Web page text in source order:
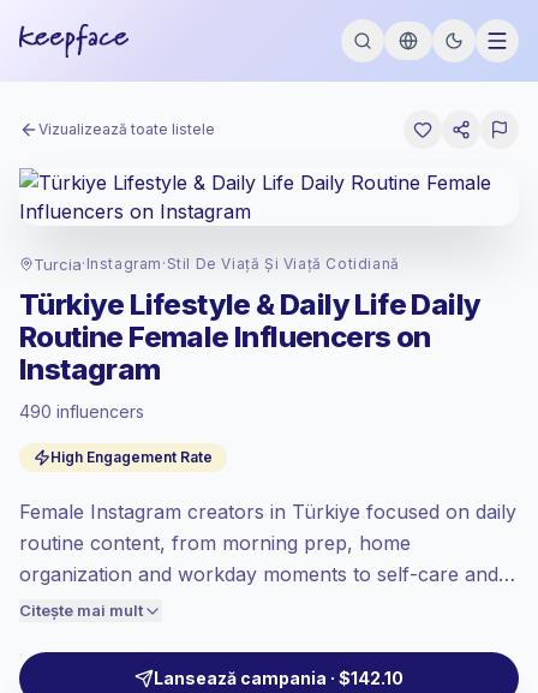
Vizualizează toate listele
Turcia· Instagram · Stil De Viață Și Viață Cotidiană
Türkiye Lifestyle & Daily Life Daily
Routine Female Influencers on
Instagram
490 influencers
High Engagement Rate
Female Instagram creators in Türkiye focused on daily
routine content, from morning prep, home
organization and workday moments to self-care and
everyday outfits. Brands can outreach for relatable
audience-fit content; campaign-ready.
Citește mai mult
Lansează campania · $142.10
prețuiește la rata piață standard setată de
Reach mixt, audiențele mai mari = mai mult
valoare per contact.
Engagement ridicat(5.0% ER mediu),
bine, deci prețuim în consecință.